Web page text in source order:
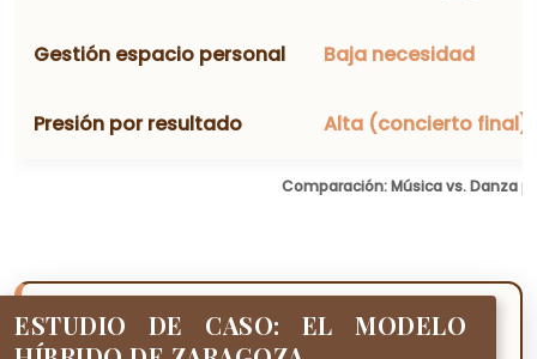
Comparación: Música vs. Danza
Gestión espacio personal Baja necesidad
Presión por resultado Alta (concierto final)
ESTUDIO DE CASO: EL MODELO